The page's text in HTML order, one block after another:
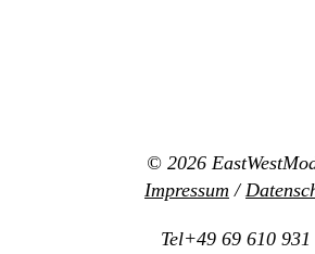
© 2026
Impressum /
Tel+49 69 610 931